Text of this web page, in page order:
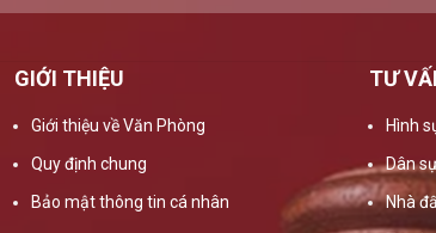
GIỚI THIỆU
Giới thiệu về Văn Phòng
Quy định chung
Bảo mật thông tin cá nhân
TƯ
Hình
Dân
Nhà